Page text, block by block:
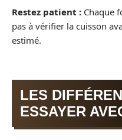
Restez patient : Chaque
pas à vérifier la cuisson
estimé.
LES
ESSAYER